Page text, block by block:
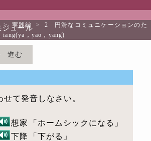
ジュール
>実践編 > 2 円滑なコミュニケーションのた
，yao，yang)
進む
せて発音しなさい。
想家
「ホームシックになる」
下降
「下がる」